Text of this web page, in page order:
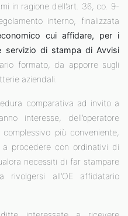
in ragione dell’art. 36, co. 9-
interno, finalizzata
cui affidare, per i
servizio di stampa di Avvisi
formato, da apporre sugli
aziendali.
comparativa ad invito a
interesse, dell’operatore
più conveniente,
procedere con ordinativi di
necessiti di far stampare
all’OE affidatario